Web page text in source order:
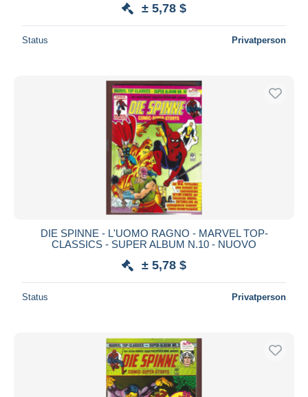
± 5,78 $
Status Privatperson
DIE SPINNE - L'UOMO RAGNO - MARVEL TOP-
CLASSICS - SUPER ALBUM N.10 - NUOVO
± 5,78 $
Status Privatperson